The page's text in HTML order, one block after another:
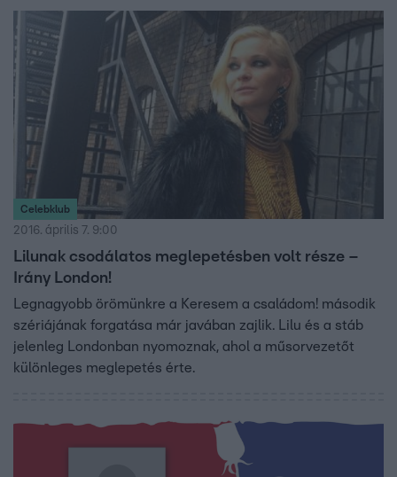
Celebklub
2016. április 7. 9:00
Lilunak csodálatos meglepetésben volt része –
Irány London!
Legnagyobb örömünkre a Keresem a családom! második
szériájának forgatása már javában zajlik. Lilu és a stáb
jelenleg Londonban nyomoznak, ahol a műsorvezetőt
különleges meglepetés érte.